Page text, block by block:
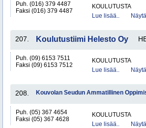
Puh. (016) 379 4487
Faksi (016) 379 4487
KOULUTUSTA
Lue lisää..
207. Koulutustiimi Helesto Oy
Puh. (09) 6153 7511
Faksi (09) 6153 7512
KOULUTUSTA
Lue lisää..
208. Kouvolan Seudun Ammatillinen
Puh. (05) 367 4654
Faksi (05) 367 4628
KOULUTUSTA
Lue lisää..